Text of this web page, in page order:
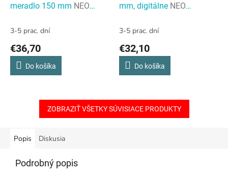
meradlo 150 mm NEO
150 mm
3-5 prac. dní
€36,70
Do košíka
mm, digitálne NEO
digitálne
3-5 prac. dní
€32,10
Do košíka
ZOBRAZIŤ VŠETKY SÚVISIACE PRODUKTY
Popis Diskusia
Podrobný popis